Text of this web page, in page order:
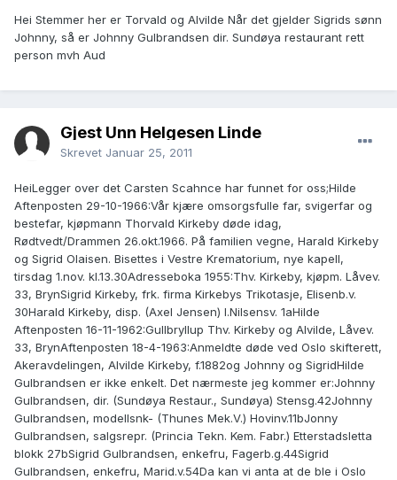
Hei Stemmer her er Torvald og Alvilde Når det gjelder Sigrids sønn
Johnny, så er Johnny Gulbrandsen dir. Sundøya restaurant rett
person mvh Aud
Gjest Unn Helgesen Linde
Skrevet Januar 25, 2011
HeiLegger over det Carsten Scahnce har funnet for oss;Hilde
Aftenposten 29-10-1966:Vår kjære omsorgsfulle far, svigerfar og
bestefar, kjøpmann Thorvald Kirkeby døde idag,
Rødtvedt/Drammen 26.okt.1966. På familien vegne, Harald Kirkeby
og Sigrid Olaisen. Bisettes i Vestre Krematorium, nye kapell,
tirsdag 1.nov. kl.13.30Adresseboka 1955:Thv. Kirkeby, kjøpm. Låvev.
33, BrynSigrid Kirkeby, frk. firma Kirkebys Trikotasje, Elisenb.v.
30Harald Kirkeby, disp. (Axel Jensen) I.Nilsensv. 1aHilde
Aftenposten 16-11-1962:Gullbryllup Thv. Kirkeby og Alvilde, Låvev.
33, BrynAftenposten 18-4-1963:Anmeldte døde ved Oslo skifterett,
Akeravdelingen, Alvilde Kirkeby, f.1882og Johnny og SigridHilde
Gulbrandsen er ikke enkelt. Det nærmeste jeg kommer er:Johnny
Gulbrandsen, dir. (Sundøya Restaur., Sundøya) Stensg.42Johnny
Gulbrandsen, modellsnk- (Thunes Mek.V.) Hovinv.11bJonny
Gulbrandsen, salgsrepr. (Princia Tekn. Kem. Fabr.) Etterstadsletta
blokk 27bSigrid Gulbrandsen, enkefru, Fagerb.g.44Sigrid
Gulbrandsen, enkefru, Marid.v.54Da kan vi anta at de ble i Oslo